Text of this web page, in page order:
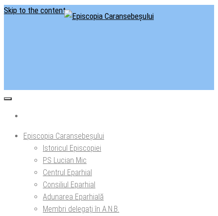
Skip to the content
Episcopia Caransebeșului
Istoricul Episcopiei
PS Lucian Mic
Centrul Eparhial
Consiliul Eparhial
Adunarea Eparhială
Membri delegaţi în A.N.B.